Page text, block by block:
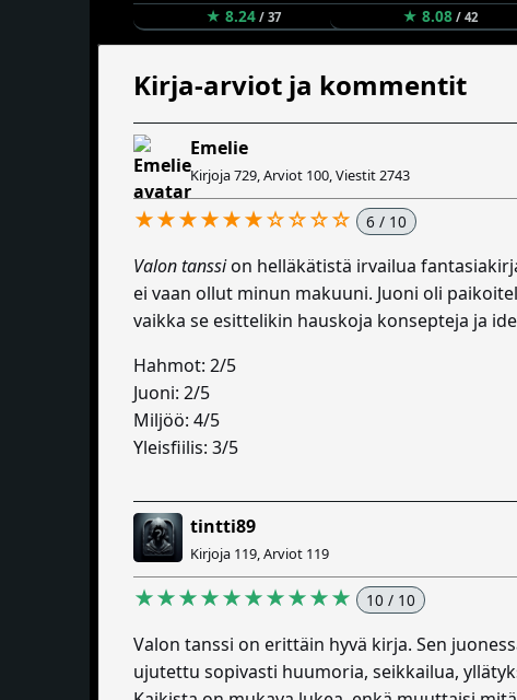
★ 8.24/ 37 ★ 8.08/ 42
Kirja-arviot ja kommentit
Emelie
Kirjoja 729, Arviot 100, Viestit 2743
★★★★★★☆☆☆☆ 6 / 10
Valon tanssion helläkätistä irvailua
ei vaan ollut minun makuuni. Juoni oli
vaikka se esittelikin hauskoja konsepteja ja
Hahmot: 2/5
Juoni: 2/5
Miljöö: 4/5
Yleisfiilis: 3/5
tintti89
Kirjoja 119, Arviot 119
★★★★★★★★★★ 10 / 10
Valon tanssi on erittäin hyvä kirja. Sen
ujutettu sopivasti huumoria, seikkailua,